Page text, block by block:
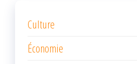
Culture
Économie